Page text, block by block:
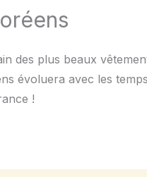
des plus beaux
évoluera avec les
!